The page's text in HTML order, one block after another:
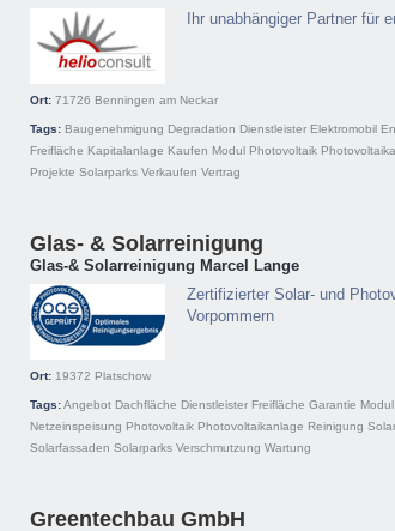
Ihr unabhängiger Partner für
Ort: 71726 Benningen am Neckar
Tags: Baugenehmigung Degradation Dienstleister Elektromobil
Freifläche Kapitalanlage Kaufen Modul Photovoltaik
Projekte Solarparks Verkaufen Vertrag
Glas- & Solarreinigung
Glas-& Solarreinigung Marcel Lange
Zertifizierter Solar- und
Vorpommern
Ort: 19372 Platschow
Tags:Angebot Dachfläche Dienstleister Freifläche Garantie Modul
Netzeinspeisung Photovoltaik Photovoltaikanlage Reinigung
Solarfassaden Solarparks Verschmutzung Wartung
Greentechbau GmbH